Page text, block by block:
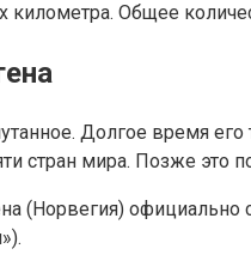
километра. Общее
Долгое время
стран мира. Позже
(Норвегия) официально